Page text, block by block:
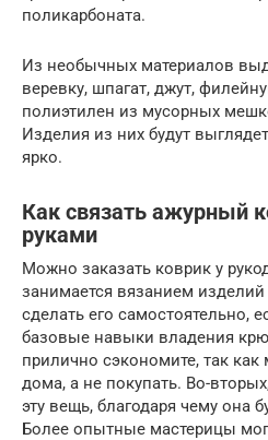
поликарбоната.
Из необычных материалов
веревку, шпагат, джут,
полиэтилен из мусорных
Изделия из них будут
ярко.
Как связать ажурный
руками
Можно заказать коврик у
занимается вязанием
сделать его самостоятельно,
базовые навыки владения
прилично сэкономите, так
дома, а не покупать. Во-
эту вещь, благодаря чему она
Более опытные мастерицы